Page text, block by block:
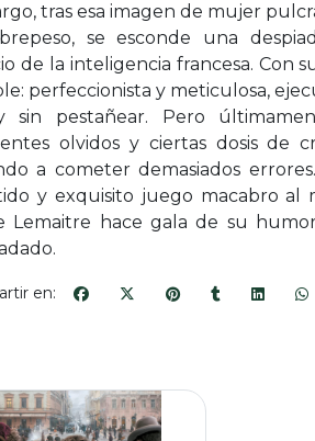
tras esa imagen de mujer
se esconde una
de la inteligencia francesa. Con
perfeccionista y meticulosa,
sin pestañear. Pero
olvidos y ciertas dosis de
a cometer demasiados
y exquisito juego macabro al
Lemaitre hace gala de su
en: